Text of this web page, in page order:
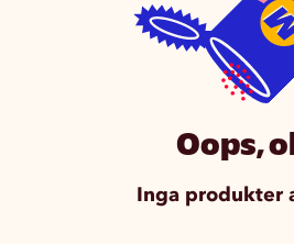
Oops,
Inga produkter